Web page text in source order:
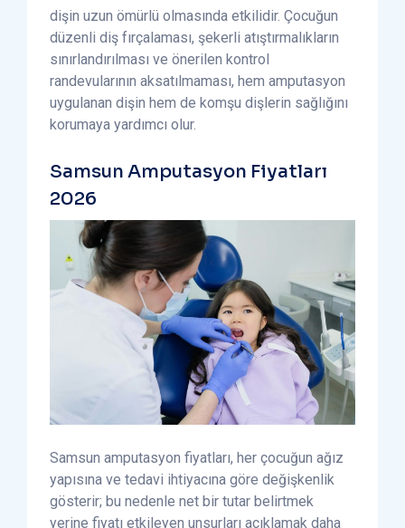
dişin uzun ömürlü olmasında etkilidir. Çocuğun
düzenli diş fırçalaması, şekerli atıştırmalıkların
sınırlandırılması ve önerilen kontrol
randevularının aksatılmaması, hem amputasyon
uygulanan dişin hem de komşu dişlerin sağlığını
korumaya yardımcı olur.
Samsun Amputasyon Fiyatları
2026
Samsun amputasyon fiyatları, her çocuğun ağız
yapısına ve tedavi ihtiyacına göre değişkenlik
gösterir; bu nedenle net bir tutar belirtmek
yerine fiyatı etkileyen unsurları açıklamak daha